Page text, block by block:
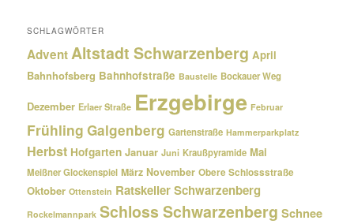
SCHLAGWÖRTER
AdventAltstadt Schwarzenberg April
Bahnhofsberg Bahnhofstraße Baustelle Bockauer Weg
Dezember Erlaer Straße Erzgebirge Februar
Frühling Galgenberg Gartenstraße Hammerparkplatz
Herbst Hofgarten Januar Juni Kraußpyramide Mai
Meißner Glockenspiel März November Obere Schlossstraße
Oktober Ottenstein Ratskeller Schwarzenberg
Rockelmannpark Schloss Schwarzenberg Schnee